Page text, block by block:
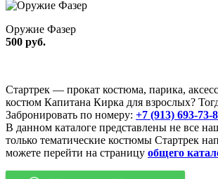
Оружие Фазер
500 руб.
Стартрек — прокат костюма, парика,
костюм Капитана Кирка для взрослых?
Забронировать по номеру: +7 (913) 693-73-
В данном каталоге представлены не все
только тематические костюмы Стартрек
можете перейти на страницу общего